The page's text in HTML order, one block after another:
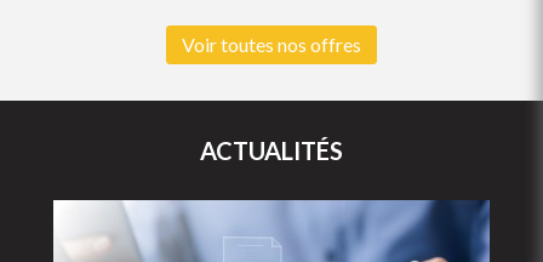
Voir toutes nos offres
ACTUALITÉS